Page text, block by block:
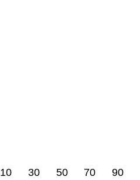
10 30 50 70 90